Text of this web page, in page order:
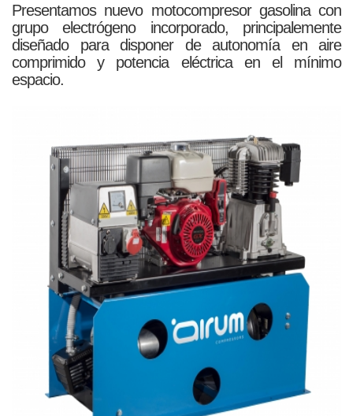
Presentamos nuevo motocompresor gasolina con
grupo electrógeno incorporado, principalemente
diseñado para disponer de autonomía en aire
comprimido y potencia eléctrica en el mínimo
espacio.